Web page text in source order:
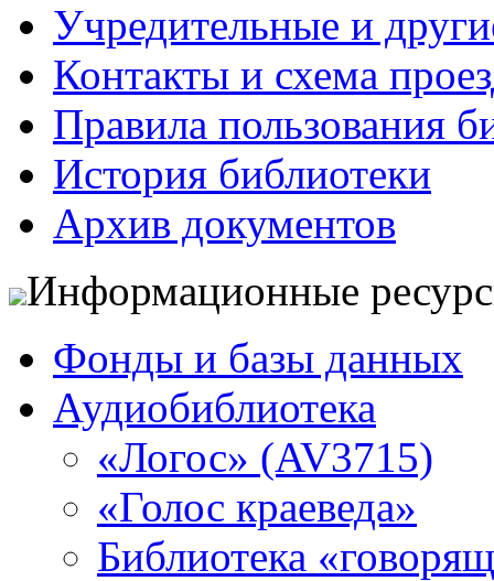
Учредительные и
Контакты и схема
Правила пользования
История библиотеки
Архив документов
Информационные
Фонды и базы данных
Аудиобиблиотека
«Логос» (AV3715)
«Голос краеведа»
Библиотека